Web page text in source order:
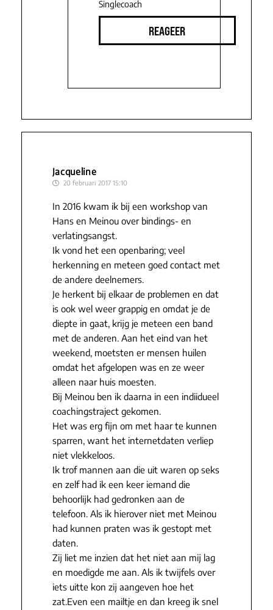
Singlecoach
REAGEER
Jacqueline
20 februari 2017 15:10
In 2016 kwam ik bij een workshop van
Hans en Meinou over bindings- en
verlatingsangst.
Ik vond het een openbaring; veel
herkenning en meteen goed contact met
de andere deelnemers.
Je herkent bij elkaar de problemen en dat
is ook wel weer grappig en omdat je de
diepte in gaat, krijg je meteen een band
met de anderen. Aan het eind van het
weekend, moetsten er mensen huilen
omdat het afgelopen was en ze weer
alleen naar huis moesten.
Bij Meinou ben ik daarna in een indiidueel
coachingstraject gekomen.
Het was erg fijn om met haar te kunnen
sparren, want het internetdaten verliep
niet vlekkeloos.
Ik trof mannen aan die uit waren op seks
en zelf had ik een keer iemand die
behoorlijk had gedronken aan de
telefoon. Als ik hierover niet met Meinou
had kunnen praten was ik gestopt met
daten.
Zij liet me inzien dat het niet aan mij lag
en moedigde me aan. Als ik twijfels over
iets uitte kon zij aangeven hoe het
zat.Even een mailtje en dan kreeg ik snel